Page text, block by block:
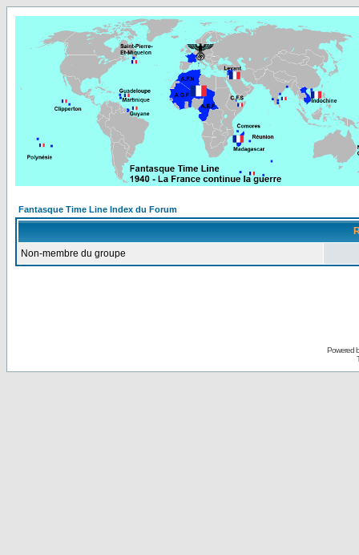
Fantasque Time Line Index du Forum
Non-membre du groupe
Powered